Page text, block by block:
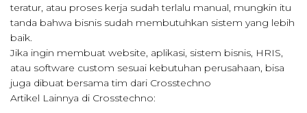
teratur, atau proses kerja sudah terlalu manual, mungkin itu
tanda bahwa bisnis sudah membutuhkan sistem yang lebih
baik.
Jika ingin membuat website, aplikasi, sistem bisnis, HRIS,
atau software custom sesuai kebutuhan perusahaan, bisa
juga dibuat bersama tim dari Crosstechno
Artikel Lainnya di Crosstechno: